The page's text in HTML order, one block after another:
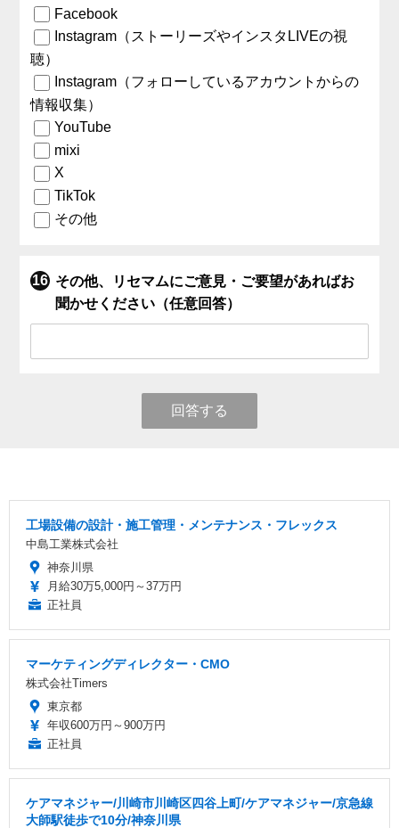
Facebook
Instagram（ストーリーズやインスタLIVEの視
聴）
Instagram（フォローしているアカウントからの
情報収集）
YouTube
mixi
X
TikTok
その他
その他、リセマムにご意見・ご要望があればお
聞かせください（任意回答）
回答する
工場設備の設計・施工管理・メンテナンス・フレックス
中島工業株式会社
神奈川県
月給30万5,000円～37万円
正社員
マーケティングディレクター・CMO
株式会社Timers
東京都
年収600万円～900万円
正社員
ケアマネジャー/川崎市川崎区四谷上町/ケアマネジャー/京急線
大師駅徒歩で10分/神奈川県